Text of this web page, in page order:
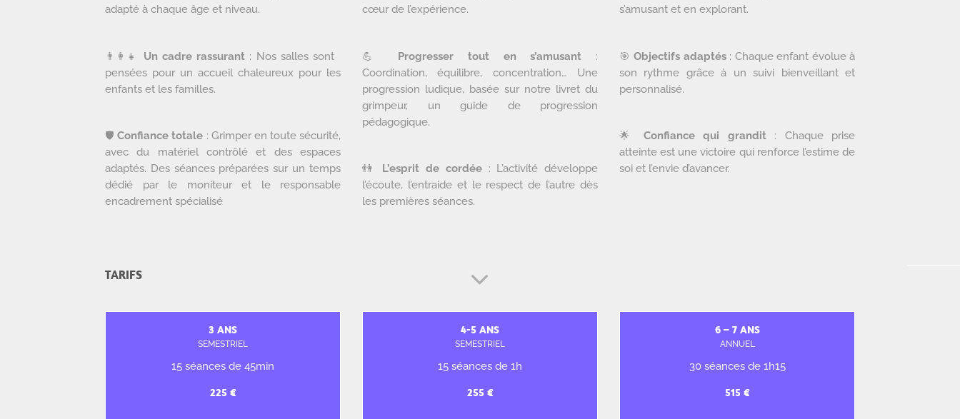
adapté à chaque âge et niveau.
👨‍👩‍👧 Un cadre rassurant : Nos salles sont
pensées pour un accueil chaleureux pour les
enfants et les familles.
🛡️Confiance totale : Grimper en toute sécurité,
avec du matériel contrôlé et des espaces
adaptés. Des séances préparées sur un temps
dédié par le moniteur et le responsable
encadrement spécialisé
cœur de l’expérience.
💪 Progresser tout en s’amusant :
Coordination, équilibre, concentration… Une
progression ludique, basée sur notre livret du
grimpeur, un guide de progression
pédagogique.
👫 L’esprit de cordée: L’activité développe
l’écoute, l’entraide et le respect de l’autre dès
les premières séances.
s’amusant et en explorant.
🎯 Objectifs adaptés: Chaque enfant évolue à
son rythme grâce à un suivi bienveillant et
personnalisé.
🌟 Confiance qui grandit: Chaque prise
atteinte est une victoire qui renforce l’estime de
soi et l’envie d’avancer.
TARIFS
3 ANS
SEMESTRIEL
15 séances de 45min
4-5 ANS
SEMESTRIEL
15 séances de 1h
6 – 7 ANS
ANNUEL
30 séances de 1h15